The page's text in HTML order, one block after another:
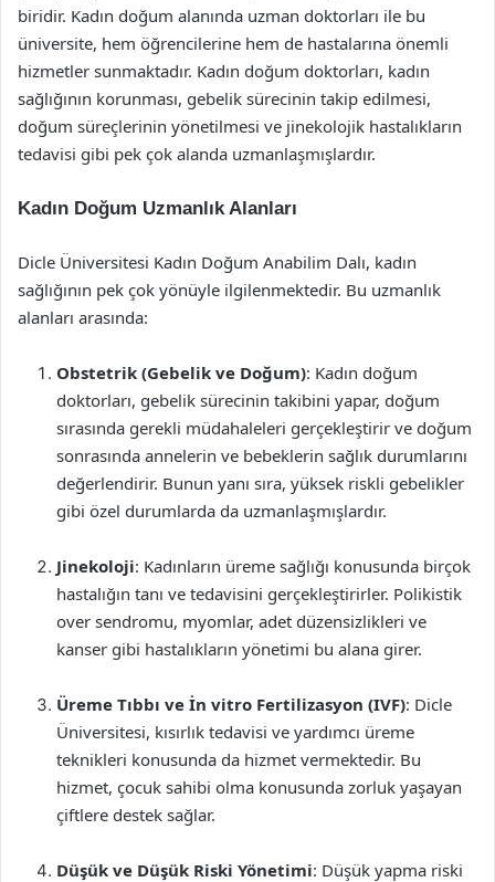
biridir. Kadın doğum alanında uzman doktorları ile bu
üniversite, hem öğrencilerine hem de hastalarına önemli
hizmetler sunmaktadır. Kadın doğum doktorları, kadın
sağlığının korunması, gebelik sürecinin takip edilmesi,
doğum süreçlerinin yönetilmesi ve jinekolojik hastalıkların
tedavisi gibi pek çok alanda uzmanlaşmışlardır.
Kadın Doğum Uzmanlık Alanları
Dicle Üniversitesi Kadın Doğum Anabilim Dalı, kadın
sağlığının pek çok yönüyle ilgilenmektedir. Bu uzmanlık
alanları arasında:
Obstetrik (Gebelik ve Doğum): Kadın doğum
doktorları, gebelik sürecinin takibini yapar, doğum
sırasında gerekli müdahaleleri gerçekleştirir ve doğum
sonrasında annelerin ve bebeklerin sağlık durumlarını
değerlendirir. Bunun yanı sıra, yüksek riskli gebelikler
gibi özel durumlarda da uzmanlaşmışlardır.
Jinekoloji: Kadınların üreme sağlığı konusunda birçok
hastalığın tanı ve tedavisini gerçekleştirirler. Polikistik
over sendromu, myomlar, adet düzensizlikleri ve
kanser gibi hastalıkların yönetimi bu alana girer.
Üreme Tıbbı ve İn vitro Fertilizasyon (IVF): Dicle
Üniversitesi, kısırlık tedavisi ve yardımcı üreme
teknikleri konusunda da hizmet vermektedir. Bu
hizmet, çocuk sahibi olma konusunda zorluk yaşayan
çiftlere destek sağlar.
Düşük ve Düşük Riski Yönetimi: Düşük yapma riski